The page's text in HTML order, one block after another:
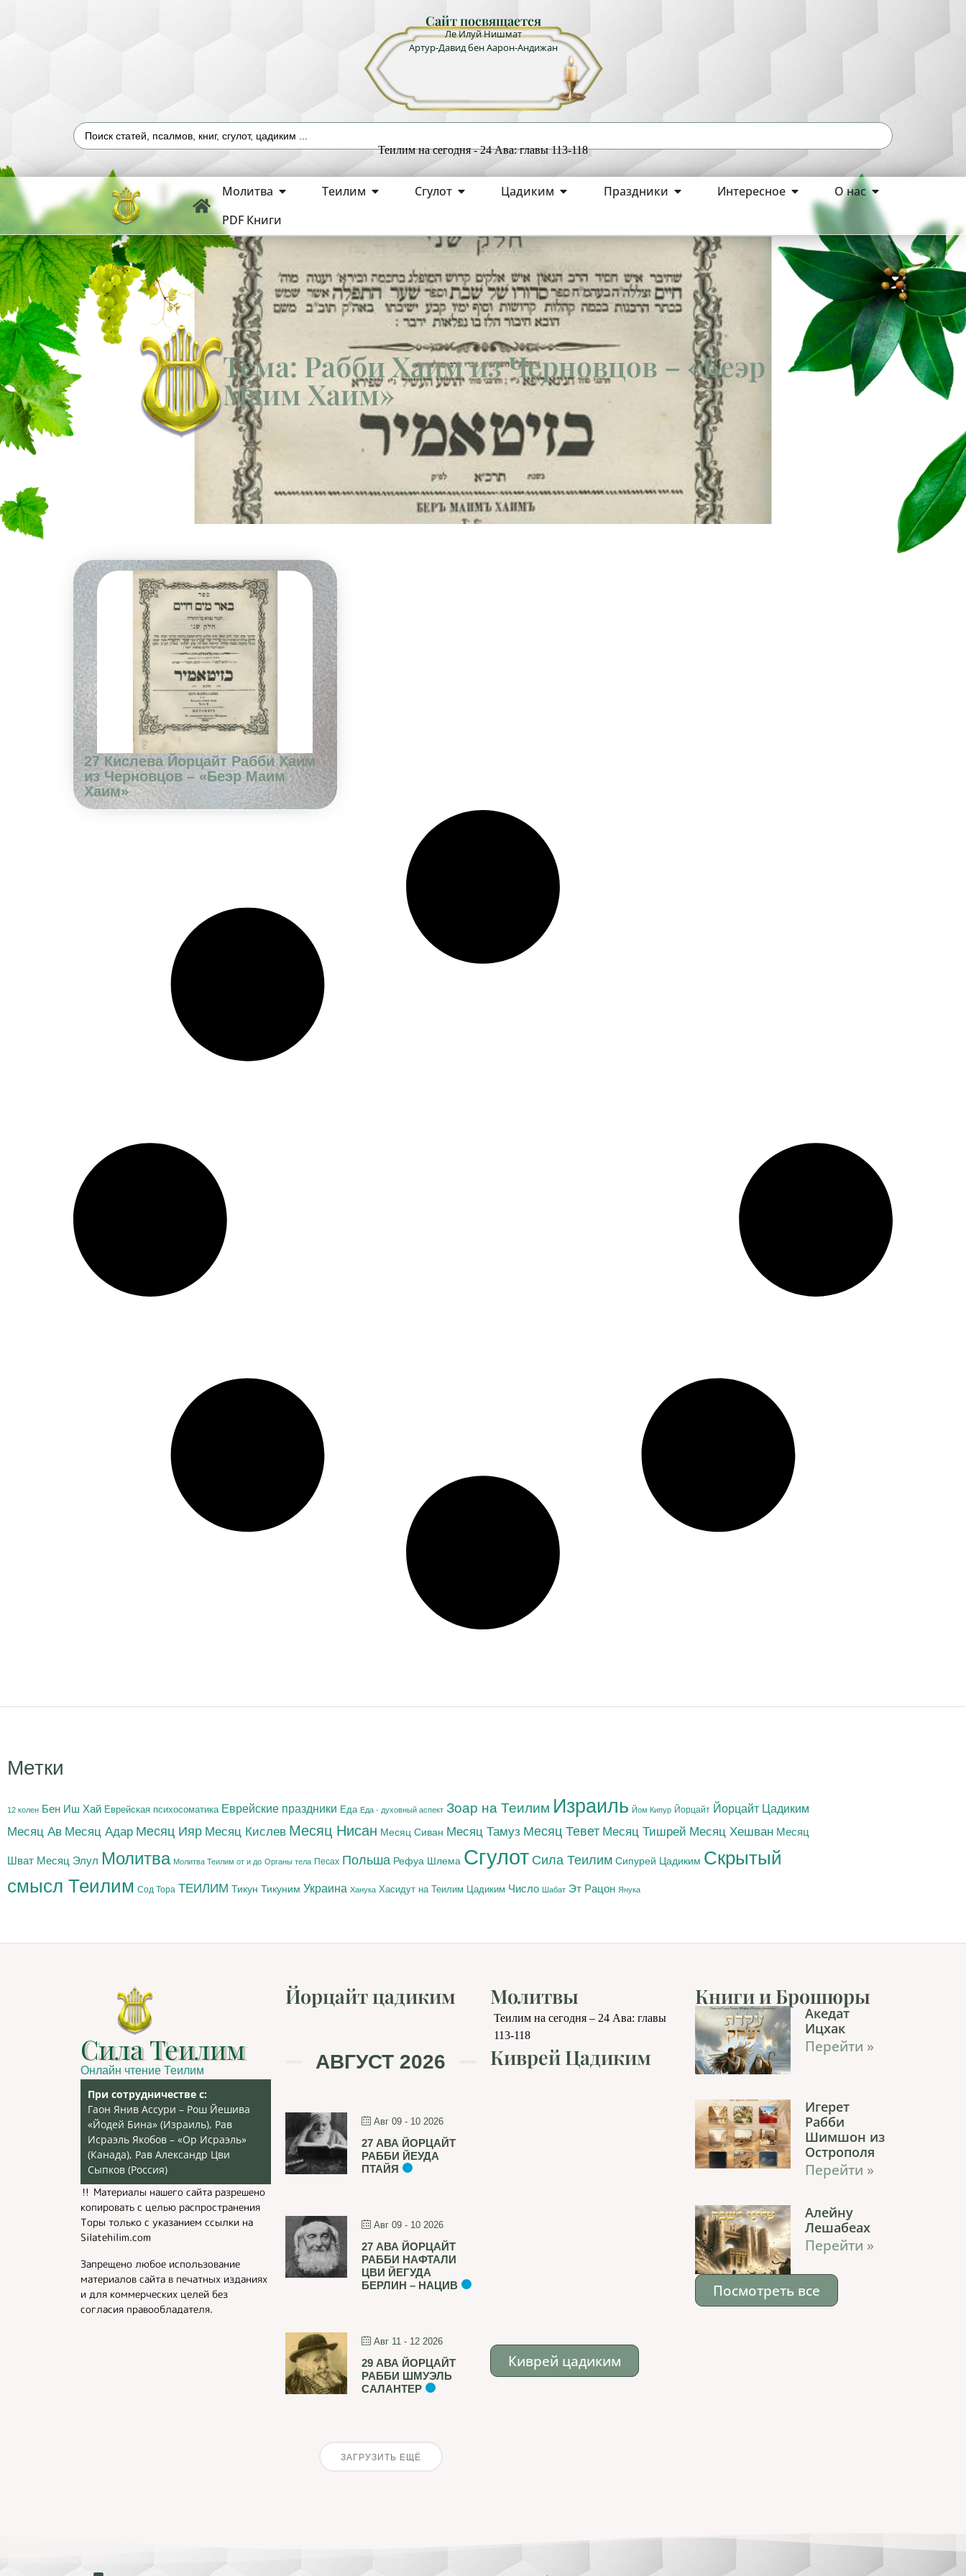
Сайт посвящается
Ле Илуй Нишмат
Артур-Давид бен Аарон-Андижан
Теилим на сегодня - 24 Ава: главы 113-118
Молитва Теилим Сгулот Цадиким Праздники Интересное
О нас
PDF Книги
Тема: Рабби Хаим из Черновцов – «Беэр
Маим Хаим»
27 Кислева Йорцайт Рабби Хаим
из Черновцов – «Беэр Маим
Хаим»
Метки
12 колен Бен Иш Хай Еврейская психосоматика Еврейские праздники Еда Еда - духовный аспект Зоар на Теилим Израиль Йом Кипур Йорцайт Йорцайт Цадиким
Месяц Ав Месяц Адар Месяц Ияр Месяц Кислев Месяц Нисан Месяц Сиван Месяц Тамуз Месяц Тевет Месяц Тишрей Месяц Хешван Месяц
Шват Месяц Элул Молитва Молитва Теилим от и до Органы тела Песах Польша Рефуа Шлема Сгулот Сила Теилим Сипурей Цадиким Скрытый
смысл Теилим Сод Тора ТЕИЛИМ Тикун Тикуним Украина Ханука Хасидут на Теилим Цадиким Число Шабат Эт Рацон Янука
Сила Теилим
Онлайн чтение Теилим
При сотрудничестве с:
Гаон Янив Ассури – Рош Йешива
«Йодей Бина» (Израиль), Рав
Исраэль Якобов – «Ор Исраэль»
(Канада), Рав Александр Цви
Сыпков (Россия)
‼️ Материалы нашего сайта разрешено
копировать с целью распространения
Торы только с указанием ссылки на
Silatehilim.com
Запрещено любое использование
материалов сайта в печатных изданиях
и для коммерческих целей без
согласия правообладателя.
Йорцайт цадиким
АВГУСТ 2026
Авг 09 - 10 2026
27 АВА ЙОРЦАЙТ
РАББИ ЙЕУДА
ПТАЙЯ
Авг 09 - 10 2026
27 АВА ЙОРЦАЙТ
РАББИ НАФТАЛИ
ЦВИ ЙЕГУДА
БЕРЛИН – НАЦИВ
Авг 11 - 12 2026
29 АВА ЙОРЦАЙТ
РАББИ ШМУЭЛЬ
САЛАНТЕР
ЗАГРУЗИТЬ ЕЩЁ
Молитвы
Теилим на сегодня – 24 Ава: главы
113-118
Киврей Цадиким
Киврей цадиким
Книги и Брошюры
Акедат
Ицхак
Перейти »
Игерет
Рабби
Шимшон из
Острополя
Перейти »
Алейну
Лешабеах
Перейти »
Посмотреть все